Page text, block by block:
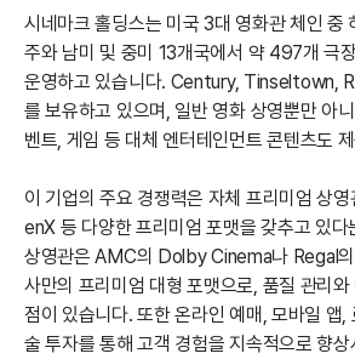
시네마크 홀딩스는 미국 3대 영화관 체인 중
주와 남미 및 중미 13개국에서 약 497개 극
운영하고 있습니다. Century, Tinseltown,
를 보유하고 있으며, 일반 영화 상영뿐만 아
벤트, 게임 등 대체 엔터테인먼트 콘텐츠도
이 기업의 주요 경쟁력은 자체 프리미엄 상
enX 등 다양한 프리미엄 포맷을 갖추고 있
상영관은 AMC의 Dolby Cinema나 Regal
사만의 프리미엄 대형 포맷으로, 품질 관리
점이 있습니다. 또한 온라인 예매, 모바일 앱,
술 투자를 통해 고객 경험을 지속적으로 향